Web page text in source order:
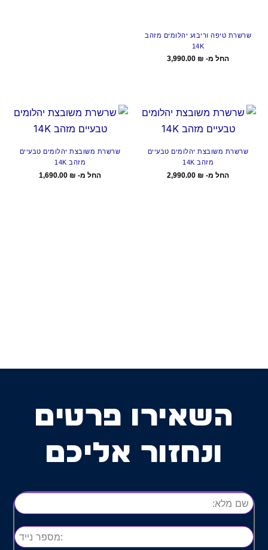
שרשרת טיפה וריבוע יהלומים מזהב
14K
החל מ- 3,990.00 ₪
שרשרת משובצת יהלומים טבעיים
מזהב 14K
החל מ- 2,990.00 ₪
שרשרת משובצת יהלומים טבעיים
מזהב 14K
החל מ- 1,690.00 ₪
השאירו פרטים
ונחזור אליכם